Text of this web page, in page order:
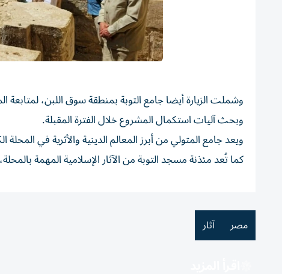
وشملت الزيارة أيضا جامع التوبة بمنطقة سوق اللبن، لمتابعة
وبحث آليات استكمال المشروع خلال الفترة المقبلة.
كما تُعد مئذنة مسجد التوبة من الآثار الإسلامية المهمة
مصر آثار